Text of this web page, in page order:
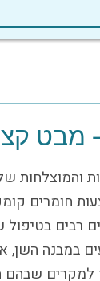
– מבט
והמוצלחות
חומרים
רבים
במבנה השן,
שבהם